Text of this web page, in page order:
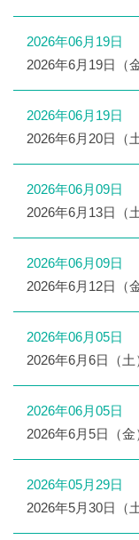
2026年06月19日
2026年6月19日（
2026年06月19日
2026年6月20日（
2026年06月09日
2026年6月13日（
2026年06月09日
2026年6月12日（
2026年06月05日
2026年6月6日（
2026年06月05日
2026年6月5日（
2026年05月29日
2026年5月30日（